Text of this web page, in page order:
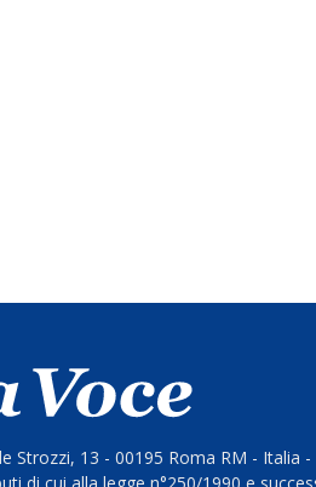
Strozzi, 13 - 00195 Roma RM - Italia -